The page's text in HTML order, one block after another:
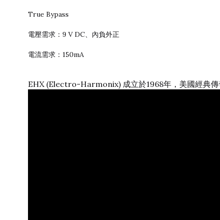
True Bypass
電壓需求：9 V DC、內負外正
電流需求：150mA
EHX (Electro-Harmonix) 成立於1968年，美國經典傳